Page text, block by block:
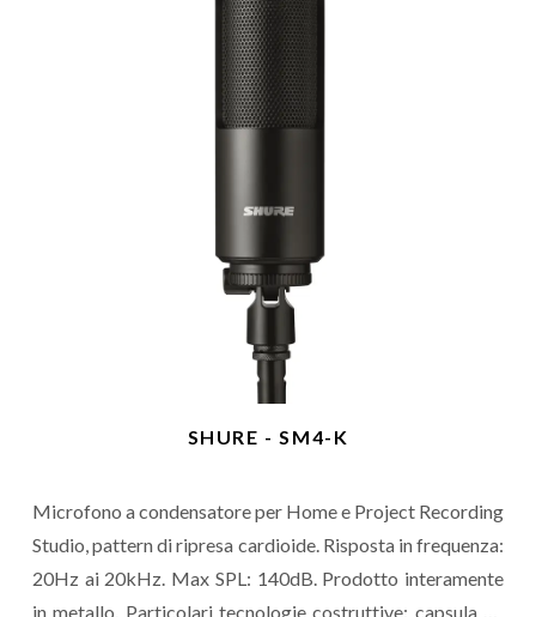
SHURE - SM4-K
Microfono a condensatore per Home e Project Recording
Studio, pattern di ripresa cardioide. Risposta in frequenza:
20Hz ai 20kHz. Max SPL: 140dB. Prodotto interamente
in metallo. Particolari tecnologie costruttive: capsula da